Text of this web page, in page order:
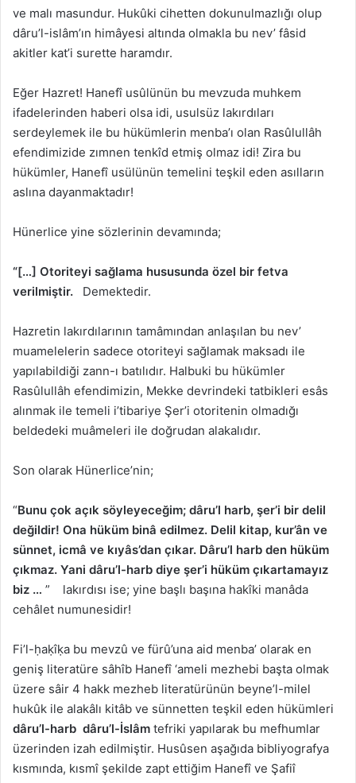
ve malı masundur. Hukûki cihetten dokunulmazlığı olup
dâru’l-islâm’ın himâyesi altında olmakla bu nev’ fâsid
akitler kat’i surette haramdır.
Eğer Hazret! Hanefî usûlünün bu mevzuda muhkem
ifadelerinden haberi olsa idi, usulsüz lakırdıları
serdeylemek ile bu hükümlerin menba’ı olan Rasûlullâh
efendimizide zımnen tenkîd etmiş olmaz idi! Zira bu
hükümler, Hanefî usülünün temelini teşkil eden asılların
aslına dayanmaktadır!
Hünerlice yine sözlerinin devamında;
“[…] Otoriteyi sağlama hususunda özel bir fetva
verilmiştir. Demektedir.
Hazretin lakırdılarının tamâmından anlaşılan bu nev’
muamelelerin sadece otoriteyi sağlamak maksadı ile
yapılabildiği zann-ı batılıdır. Halbuki bu hükümler
Rasûlullâh efendimizin, Mekke devrindeki tatbikleri esâs
alınmak ile temeli i’tibariye Şer’i otoritenin olmadığı
beldedeki muâmeleri ile doğrudan alakalıdır.
Son olarak Hünerlice’nin;
“Bunu çok açık söyleyeceğim; dâru’l harb, şer’i bir delil
değildir! Ona hüküm binâ edilmez. Delil kitap, kur’ân ve
sünnet, icmâ ve kıyâs’dan çıkar. Dâru’l harb den hüküm
çıkmaz. Yani dâru’l-harb diye şer’i hüküm çıkartamayız
biz … ”
lakırdısı ise; yine başlı başına hakîki manâda
cehâlet numunesidir!
Fi’l-ḥaḳîḳa bu mevzû ve fürû’una aid menba’ olarak en
geniş literatüre sâhîb Hanefî ‘ameli mezhebi başta olmak
üzere sâir 4 hakk mezheb literatürünün beyne’l-milel
hukûk ile alakâlı kitâb ve sünnetten teşkil eden hükümleri
dâru’l-harb dâru’l-İslâm tefriki yapılarak bu mefhumlar
üzerinden izah edilmiştir. Husûsen aşağıda bibliyografya
kısmında, kısmî şekilde zapt ettiğim Hanefî ve Şafiî